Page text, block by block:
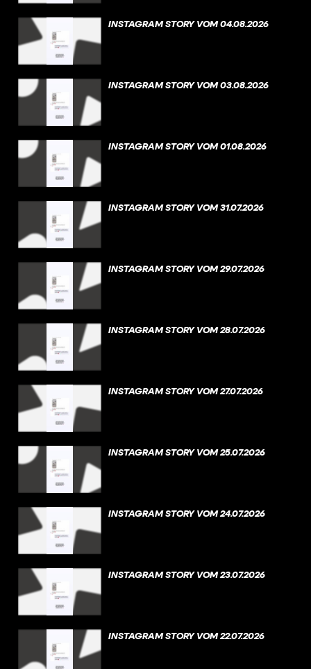
INSTAGRAM STORY VOM 04.08.2026
INSTAGRAM STORY VOM 03.08.2026
INSTAGRAM STORY VOM 01.08.2026
INSTAGRAM STORY VOM 31.07.2026
INSTAGRAM STORY VOM 29.07.2026
INSTAGRAM STORY VOM 28.07.2026
INSTAGRAM STORY VOM 27.07.2026
INSTAGRAM STORY VOM 25.07.2026
INSTAGRAM STORY VOM 24.07.2026
INSTAGRAM STORY VOM 23.07.2026
INSTAGRAM STORY VOM 22.07.2026